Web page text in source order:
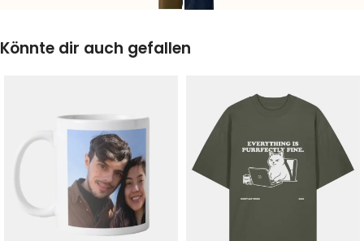
Könnte dir auch gefallen